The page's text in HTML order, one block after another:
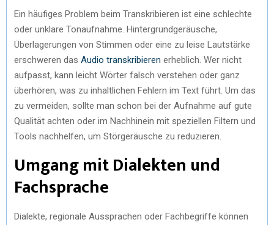
Ein häufiges Problem beim Transkribieren ist eine schlechte
oder unklare Tonaufnahme. Hintergrundgeräusche,
Überlagerungen von Stimmen oder eine zu leise Lautstärke
erschweren das Audio transkribieren erheblich. Wer nicht
aufpasst, kann leicht Wörter falsch verstehen oder ganz
überhören, was zu inhaltlichen Fehlern im Text führt. Um das
zu vermeiden, sollte man schon bei der Aufnahme auf gute
Qualität achten oder im Nachhinein mit speziellen Filtern und
Tools nachhelfen, um Störgeräusche zu reduzieren.
Umgang mit Dialekten und
Fachsprache
Dialekte, regionale Aussprachen oder Fachbegriffe können